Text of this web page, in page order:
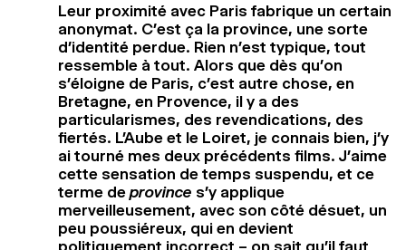
Leur proximité avec Paris fabrique un certain
anonymat. C’est ça la province, une sorte
d’identité perdue. Rien n’est typique, tout
ressemble à tout. Alors que dès qu’on
s’éloigne de Paris, c’est autre chose, en
Bretagne, en Provence, il y a des
particularismes, des revendications, des
fiertés. L’Aube et le Loiret, je connais bien, j’y
ai tourné mes deux précédents films. J’aime
cette sensation de temps suspendu, et ce
terme de province s’y applique
merveilleusement, avec son côté désuet, un
peu poussiéreux, qui en devient
politiquement incorrect – on sait qu’il faut